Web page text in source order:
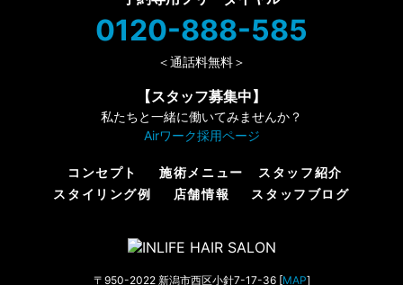
0120-888-585
＜通話料無料＞
【スタッフ募集中】
私たちと一緒に働いてみませんか？
Airワーク採用ページ
コンセプト 施術メニュー
スタッフ紹介
スタイリング例
店舗情報 スタッフブログ
〒950-2022 新潟市西区小針7-17-36 [MAP]